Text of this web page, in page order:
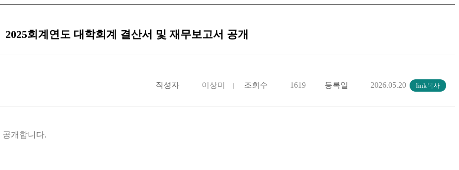
2025회계연도 대학회계 결산서 및 재무보고서 공개
작성자 이상미 조회수 1619 등록일 2026.05.20
개합니다.